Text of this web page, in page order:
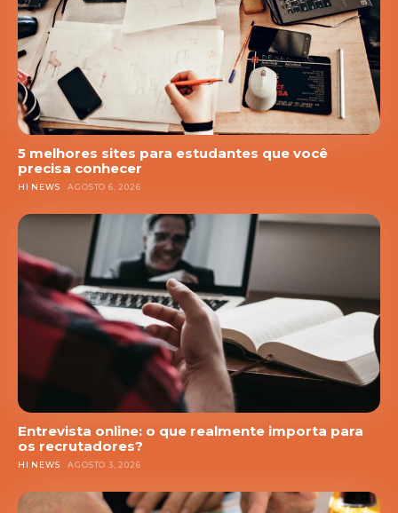
5 melhores sites para estudantes que você
precisa conhecer
HI NEWS AGOSTO 6, 2026
Entrevista online: o que realmente importa para
os recrutadores?
HI NEWS AGOSTO 3, 2026